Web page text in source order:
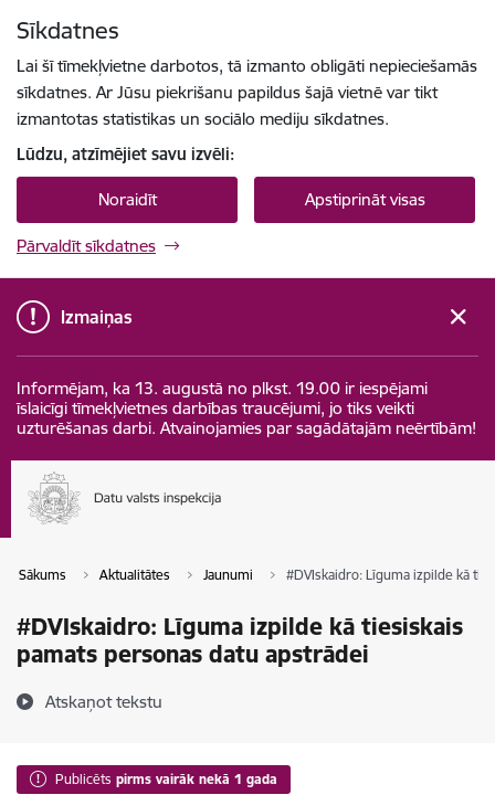
Sīkdatnes
Lai šī tīmekļvietne darbotos, tā izmanto obligāti nepieciešamās
sīkdatnes. Ar Jūsu piekrišanu papildus šajā vietnē var tikt
izmantotas statistikas un sociālo mediju sīkdatnes.
Lūdzu, atzīmējiet savu izvēli:
Noraidīt Apstiprināt visas
Pārvaldīt sīkdatnes
Izmaiņas
Informējam, ka 13. augustā no plkst. 19.00 ir iespējami
īslaicīgi tīmekļvietnes darbības traucējumi, jo tiks veikti
uzturēšanas darbi. Atvainojamies par sagādātajām neērtībām!
Sākums Aktualitātes Jaunumi #DVIskaidro: Līguma izpilde kā
#DVIskaidro: Līguma izpilde kā tiesiskais
pamats personas datu apstrādei
Atskaņot tekstu
Publicēts pirms vairāk nekā 1 gada